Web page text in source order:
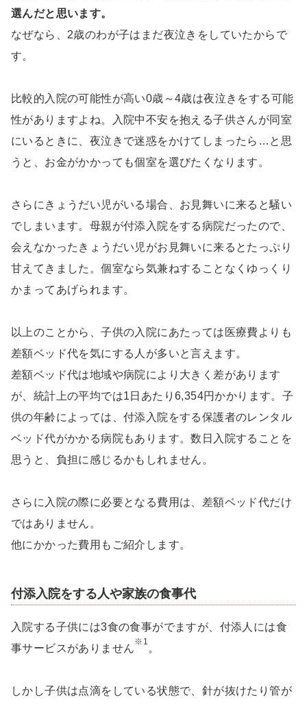
選んだと思います。
なぜなら、2歳のわが子はまだ夜泣きをしていたからで
す。
比較的入院の可能性が高い0歳～4歳は夜泣きをする可能
性がありますよね。入院中不安を抱える子供さんが同室
にいるときに、夜泣きで迷惑をかけてしまったら…と思
うと、お金がかかっても個室を選びたくなります。
さらにきょうだい児がいる場合、お見舞いに来ると騒い
でしまいます。母親が付添入院をする病院だったので、
会えなかったきょうだい児がお見舞いに来るとたっぷり
甘えてきました。個室なら気兼ねすることなくゆっくり
かまってあげられます。
以上のことから、子供の入院にあたっては医療費よりも
差額ベッド代を気にする人が多いと言えます。
差額ベッド代は地域や病院により大きく差があります
が、統計上の平均では1日あたり6,354円かかります。子
供の年齢によっては、付添入院をする保護者のレンタル
ベッド代がかかる病院もあります。数日入院することを
思うと、負担に感じるかもしれません。
さらに入院の際に必要となる費用は、差額ベッド代だけ
ではありません。
他にかかった費用もご紹介します。
付添入院をする人や家族の食事代
入院する子供には3食の食事がでますが、付添人には食
事サービスがありません
※1
。
しかし子供は点滴をしている状態で、針が抜けたり管が